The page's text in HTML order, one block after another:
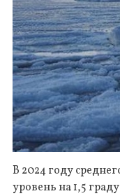
В 2024 году
уровень на 1,5